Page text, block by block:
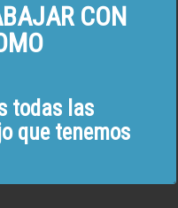
CON
todas las
que tenemos